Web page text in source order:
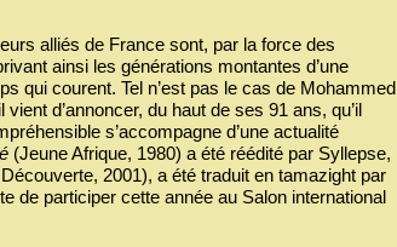
alliés de France sont, par la force des
ainsi les générations montantes d’une
qui courent. Tel n’est pas le cas de Mohammed
d’annoncer, du haut de ses 91 ans, qu’il
s’accompagne d’une actualité
(Jeune Afrique, 1980) a été réédité par Syllepse,
2001), a été traduit en tamazight par
de participer cette année au Salon international